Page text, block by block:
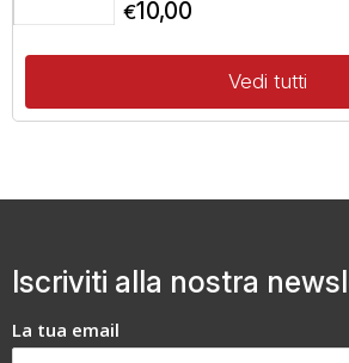
€10,00
Vedi tutti
Iscriviti alla nostra
La tua email